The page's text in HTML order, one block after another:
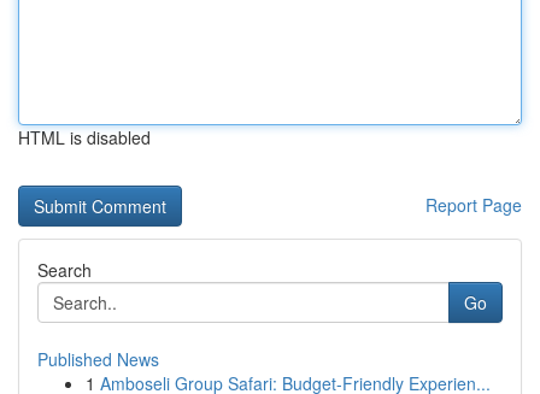
HTML is disabled
Report Page
Search
Go
Published News
1 Amboseli Group Safari: Budget-Friendly Experien...